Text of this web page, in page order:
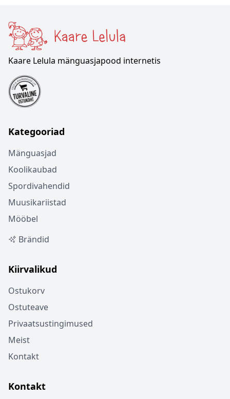
Kaare Lelula mänguasjapood internetis
Kategooriad
Mänguasjad
Koolikaubad
Spordivahendid
Muusikariistad
Mööbel
Brändid
Kiirvalikud
Ostukorv
Ostuteave
Privaatsustingimused
Meist
Kontakt
Kontakt